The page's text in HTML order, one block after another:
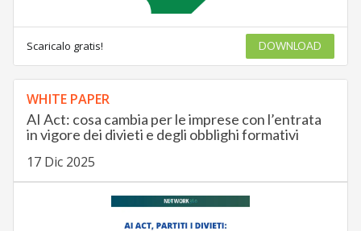
Scaricalo gratis! DOWNLOAD
WHITE PAPER
AI Act: cosa cambia per le imprese con l’entrata
in vigore dei divieti e degli obblighi formativi
17 Dic 2025